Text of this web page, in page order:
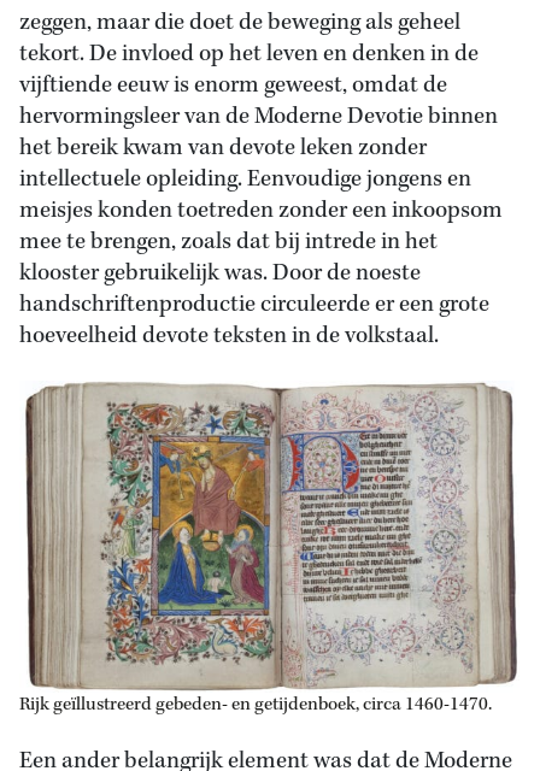
zeggen, maar die doet de beweging als geheel
tekort. De invloed op het leven en denken in de
vijftiende eeuw is enorm geweest, omdat de
hervormingsleer van de Moderne Devotie binnen
het bereik kwam van devote leken zonder
intellectuele opleiding. Eenvoudige jongens en
meisjes konden toetreden zonder een inkoopsom
mee te brengen, zoals dat bij intrede in het
klooster gebruikelijk was. Door de noeste
handschriftenproductie circuleerde er een grote
hoeveelheid devote teksten in de volkstaal.
Rijk geïllustreerd gebeden- en getijdenboek, circa 1460-1470.
Een ander belangrijk element was dat de Moderne